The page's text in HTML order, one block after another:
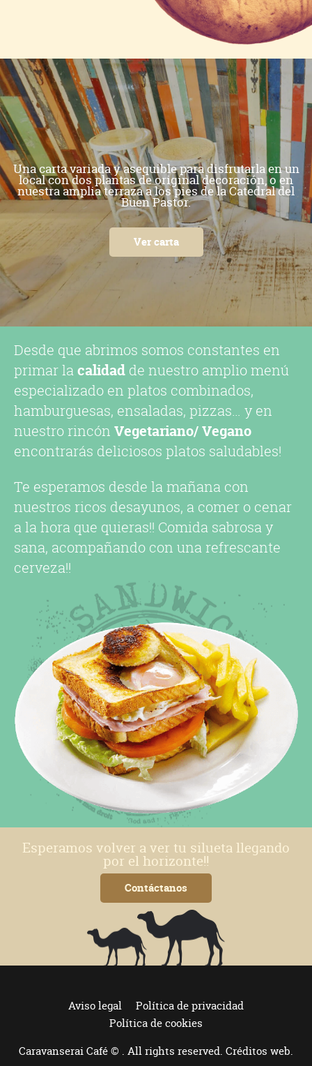
Una carta variada y asequible para disfrutarla en un
local con dos plantas de original decoración, o en
nuestra amplia terraza a los pies de la Catedral del
Buen Pastor.
Ver carta
Desde que abrimos somos constantes en
primar lacalidad de nuestro amplio menú
especializado en platos combinados,
hamburguesas, ensaladas, pizzas… y en
nuestro rincón Vegetariano/ Vegano
encontrarás deliciosos platos saludables!
Te esperamos desde la mañana con
nuestros ricos desayunos, a comer o cenar
a la hora que quieras!! Comida sabrosa y
sana, acompañando con una refrescante
cerveza!!
Esperamos volver a ver tu silueta llegando
por el horizonte!!
Contáctanos
Aviso legal
Política de privacidad
Política de cookies
Caravanserai Café © . All rights reserved. Créditos web.